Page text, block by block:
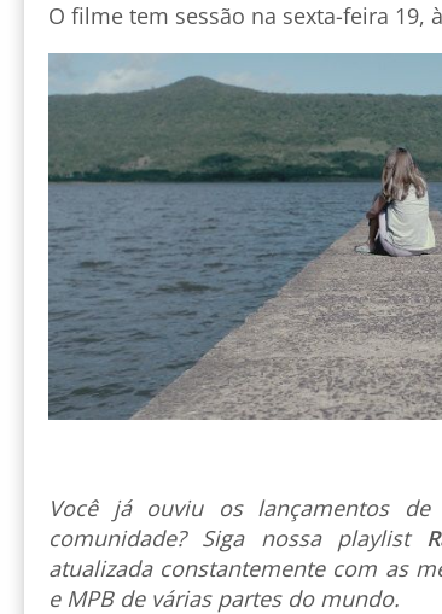
O filme tem sessão na sexta-feira 19,
Você já ouviu os lançamentos
comunidade? Siga nossa playlist
atualizada constantemente com as
e MPB de várias partes do mundo.